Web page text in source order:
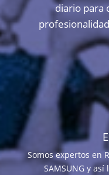
diario para
Somos expertos en
SAMSUNG y